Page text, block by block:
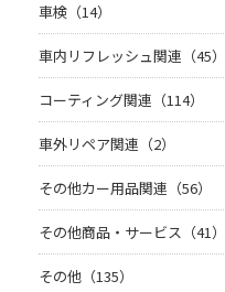
車検（14）
車内リフレッシュ関連（45）
コーティング関連（114）
車外リペア関連（2）
その他カー用品関連（56）
その他商品・サービス（41）
その他（135）